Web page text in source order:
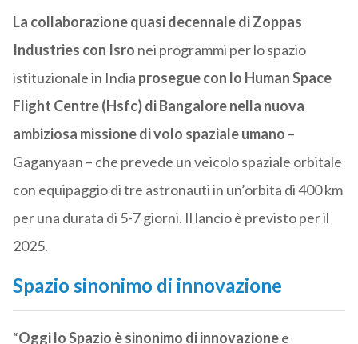
La collaborazione quasi decennale di Zoppas
Industries con Isro nei programmi per lo spazio
istituzionale in India prosegue con lo Human Space
Flight Centre (Hsfc) di Bangalore nella nuova
ambiziosa missione di volo spaziale umano –
Gaganyaan – che prevede un veicolo spaziale orbitale
con equipaggio di tre astronauti in un’orbita di 400 km
per una durata di 5-7 giorni. Il lancio è previsto per il
2025.
Spazio sinonimo di innovazione
“Oggi lo Spazio è sinonimo di innovazionee